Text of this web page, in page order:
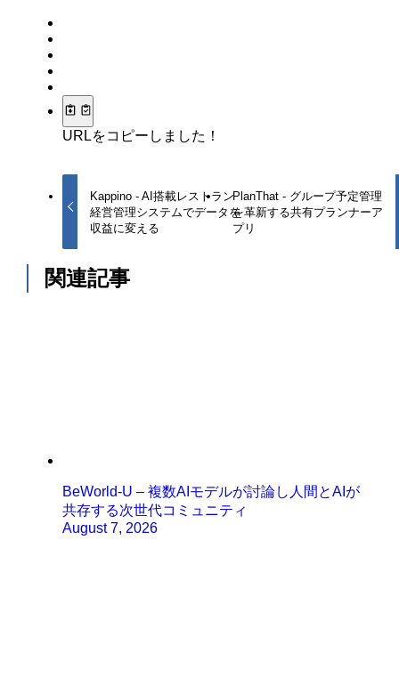
URLをコピーしました！
Kappino - AI搭載レストラン
経営管理システムでデータを
収益に変える
PlanThat - グループ予定管理
を革新する共有プランナーア
プリ
関連記事
BeWorld-U – 複数AIモデルが討論し人間とAIが
共存する次世代コミュニティ
August 7, 2026